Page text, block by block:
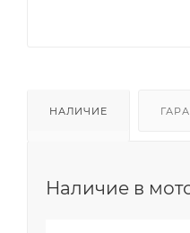
НАЛИЧИЕ
Наличие в